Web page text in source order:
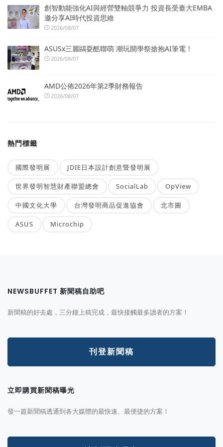
創智動能強化AI與經營雙軸競爭力 投資長受臺大EMBA
邀分享AI時代投資思維
2026/08/07
ASUSx三麗鷗耍酷聯萌 潮玩開學祭搶抱AI筆電！
2026/08/07
AMD公佈2026年第2季財務報告
2026/08/07
熱門標籤
國際發明展 JDIE日本設計創意暨發明展
世界發明智慧財產聯盟總會 SocialLab OpView
中國文化大學 台灣發明商品促進協會 北市圖
ASUS Microchip
NEWSBUFFET 新聞稿自助吧
新聞稿的好去處，三分鐘上稿完成，最快接觸最多讀者的方案！
刊登新聞稿
立即購買新聞稿曝光
發一篇新聞稿透通到各大媒體的最快速、最便捷的方案！